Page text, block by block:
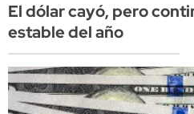
El dólar cayó, pero
estable del año